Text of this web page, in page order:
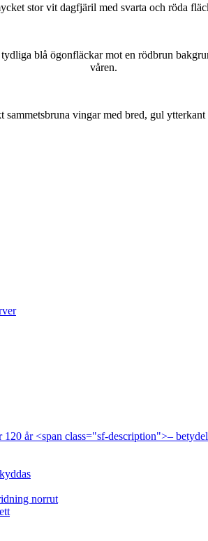
stor vit dagfjäril med svarta och röda
blå ögonfläckar mot en rödbrun
våren.
vingar med bred, gul
år <span class="sf-description">–
norrut